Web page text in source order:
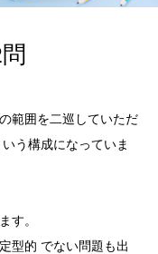
範囲を二巡していただ
う構成になっていま
す。
型的 でない問題も出